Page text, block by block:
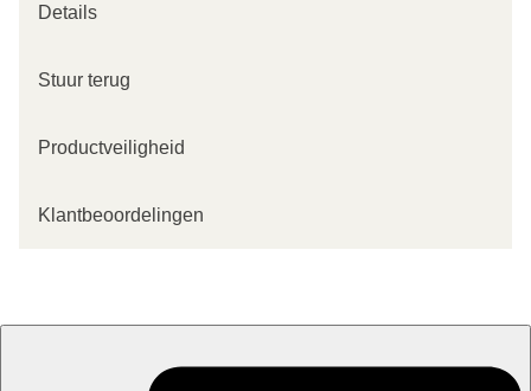
Details
Stuur terug
Productveiligheid
Klantbeoordelingen